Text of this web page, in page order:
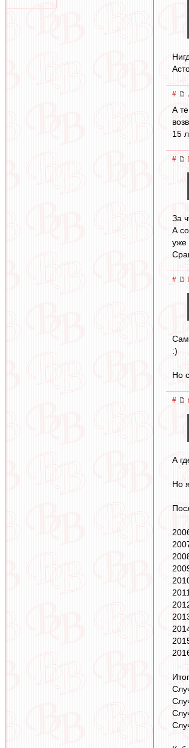
#
А
15
#
За
А
уже
#
Сам
:)
Но
#
А
Но